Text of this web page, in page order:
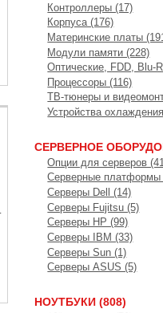
Контроллеры (17)
Корпуса (176)
Материнские платы
Модули памяти (228)
Оптические, FDD, Blu-
Процессоры (116)
ТВ-тюнеры и
Устройства
СЕРВЕРНОЕ
Опции для серверов
Серверные платформы
Серверы Dell (14)
Серверы Fujitsu (5)
Серверы HP (99)
Серверы IBM (33)
Серверы Sun (1)
Серверы ASUS (5)
НОУТБУКИ (808)